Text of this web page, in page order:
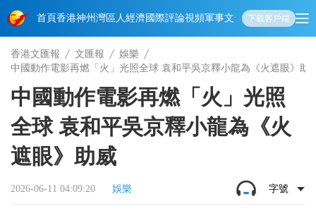
首頁香港神州 灣區人經濟國際評論視頻軍事文化 娛樂生活教育體
下載客戶端
香港文匯報 文匯報
娛樂
中國動作電影再燃「火」光照全球 袁和平吳京釋小龍為《火遮眼》助
中國動作電影再燃「火」光照
全球 袁和平吳京釋小龍為《火
遮眼》助威
2026-06-11 04:09:20 娛樂 字號